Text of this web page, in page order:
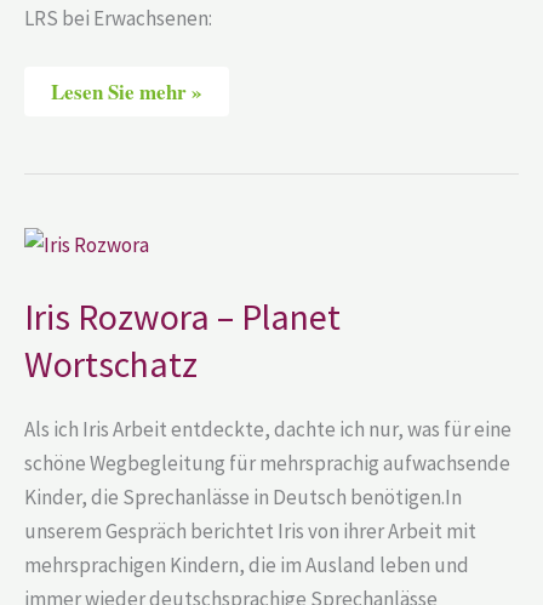
LRS bei Erwachsenen:
Lesen Sie mehr »
Iris Rozwora – Planet
Wortschatz
Als ich Iris Arbeit entdeckte, dachte ich nur, was für eine
schöne Wegbegleitung für mehrsprachig aufwachsende
Kinder, die Sprechanlässe in Deutsch benötigen.In
unserem Gespräch berichtet Iris von ihrer Arbeit mit
mehrsprachigen Kindern, die im Ausland leben und
immer wieder deutschsprachige Sprechanlässe
Iris
Rozwora
Planet
Wortschatz